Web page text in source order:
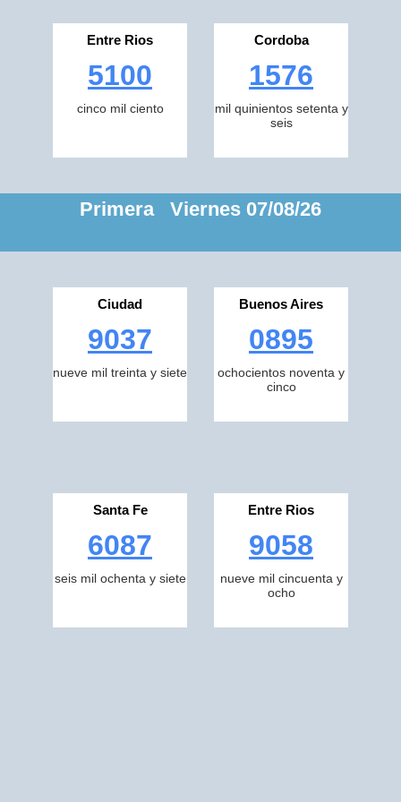
Entre Rios
5100
cinco mil ciento
Cordoba
1576
mil quinientos setenta y
seis
Primera Viernes 07/08/26
Ciudad
9037
nueve mil treinta y siete
Buenos Aires
0895
ochocientos noventa y
cinco
Santa Fe
6087
seis mil ochenta y siete
Entre Rios
9058
nueve mil cincuenta y
ocho